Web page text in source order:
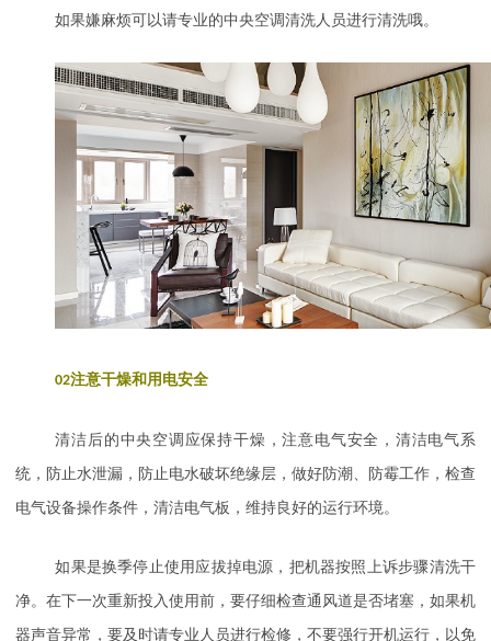
如果嫌麻烦可以请专业的中央空调清洗人员进行清洗哦。
02注意干燥和用电安全
清洁后的中央空调应保持干燥，注意电气安全，清洁电气系
统，防止水泄漏，防止电水破坏绝缘层，做好防潮、防霉工作，检查
电气设备操作条件，清洁电气板，维持良好的运行环境。
如果是换季停止使用应拔掉电源，把机器按照上诉步骤清洗干
净。在下一次重新投入使用前，要仔细检查通风道是否堵塞，如果机
器声音异常，要及时请专业人员进行检修，不要强行开机运行，以免